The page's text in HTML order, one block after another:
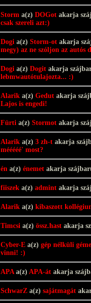
Storm a(z) DOGot akarja
csak szereli azt:)
Dogi a(z) Storm-ot akarja
megy) az ne szóljon az autós
Dogi a(z) Dogit akarja
lebmwautótulajozta... :)
Alarik a(z) Gedut akarja
Lajos is engedi!
Fürti a(z) Stormot akarja
Alarik a(z) 3 zh-t akarja
mééééé' most?
én a(z) énemet akarja
fiiszek a(z) admint akarja
Alarik a(z) kibaszott
Timcsi a(z) össz.hast akarja
Cyber-E a(z) gép nélküli
vinni! :)
APAa(z) APA-át akarja
SchwarZ a(z) sajátmagát